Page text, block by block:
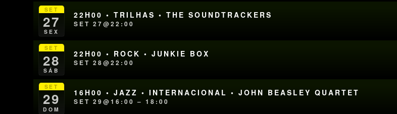
SET
27
SEX
22H00 • TRILHAS • THE SOUNDTRACKERS
SET 27@22:00
SET
28
SÁB
22H00 • ROCK • JUNKIE BOX
SET 28@22:00
SET
29
DOM
16H00 • JAZZ • INTERNACIONAL • JOHN BEASLEY QUARTET
SET 29@16:00 – 18:00